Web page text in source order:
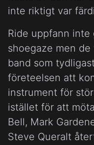
inte riktigt var
Ride uppfann inte
shoegaze men
band som
företeelsen att
instrument för
istället för att
Bell, Mark
Steve Queralt